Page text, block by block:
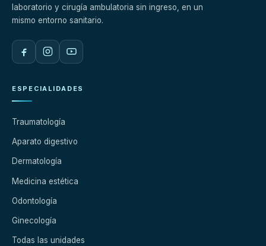
laboratorio y cirugía ambulatoria sin ingreso, en un
mismo entorno sanitario.
ESPECIALIDADES
Traumatología
Aparato digestivo
Dermatología
Medicina estética
Odontología
Ginecología
Todas las unidades